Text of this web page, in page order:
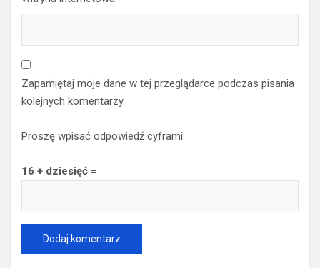
Zapamiętaj moje dane w tej przeglądarce podczas pisania
kolejnych komentarzy.
Proszę wpisać odpowiedź cyframi:
16 + dziesięć =